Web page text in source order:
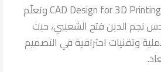
انضم إلينا في دورة CAD Design for 3D Printing وتعلّم
نجم الدين فتح الشعيبي، حيث
وتقنيات احترافية في التصميم